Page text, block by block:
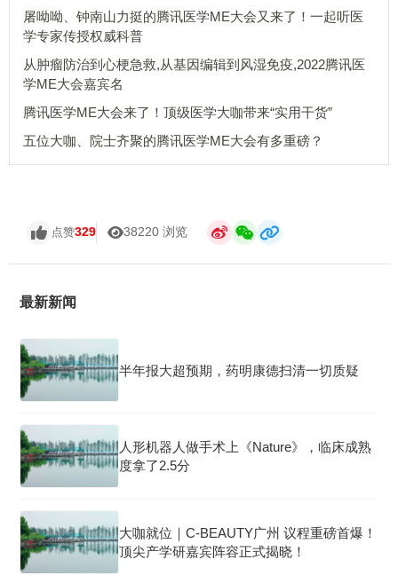
屠呦呦、钟南山力挺的腾讯医学ME大会又来了！一起听医
学专家传授权威科普
从肿瘤防治到心梗急救,从基因编辑到风湿免疫,2022腾讯医
学ME大会嘉宾名
腾讯医学ME大会来了！顶级医学大咖带来“实用干货”
五位大咖、院士齐聚的腾讯医学ME大会有多重磅？
点赞329 38220 浏览
最新新闻
半年报大超预期，药明康德扫清一切质疑
人形机器人做手术上《Nature》，临床成熟
度拿了2.5分
大咖就位｜C-BEAUTY广州 议程重磅首爆！
顶尖产学研嘉宾阵容正式揭晓！